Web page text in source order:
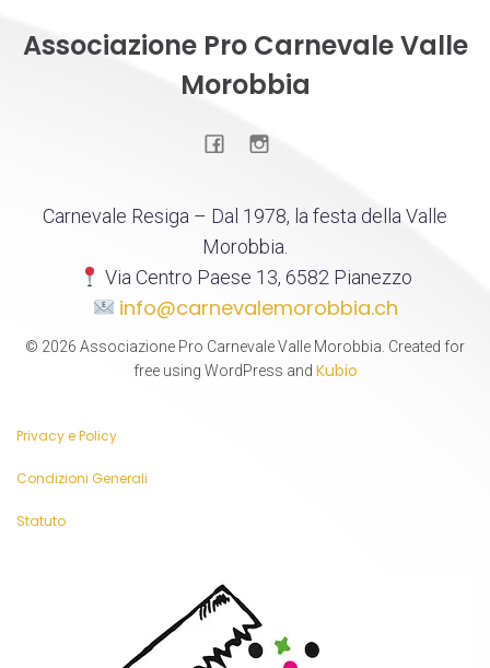
Associazione Pro Carnevale Valle
Morobbia
Carnevale Resiga – Dal 1978, la festa della Valle
Morobbia.
Via Centro Paese 13, 6582 Pianezzo
info@carnevalemorobbia.ch
© 2026 Associazione Pro Carnevale Valle Morobbia. Created for
free using WordPress and Kubio
Privacy e Policy
Condizioni Generali
Statuto